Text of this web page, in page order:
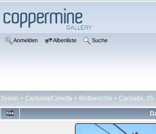
Anmelden Albenliste Suche
Tessin > Cardada/Cimetta > Bildberichte > Cardada,